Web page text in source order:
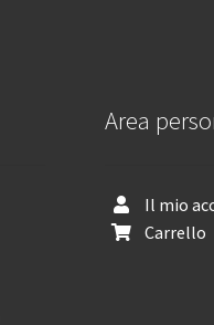
Area
Il mio
Carrello